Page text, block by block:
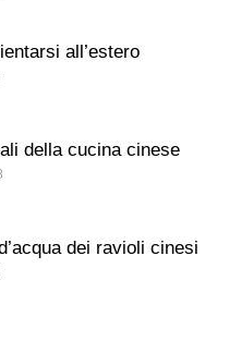
all’estero
della cucina cinese
dei ravioli cinesi